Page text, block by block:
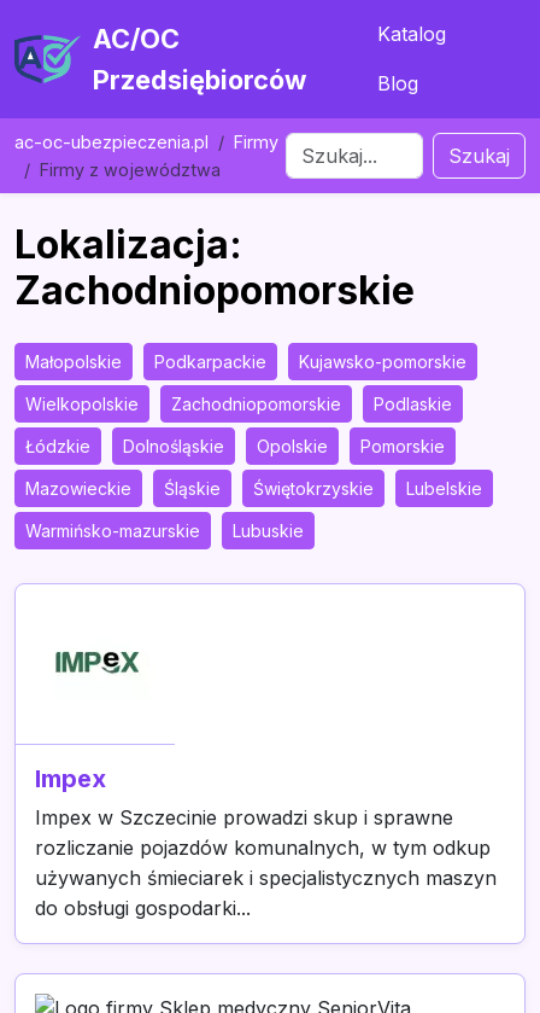
AC/OC
Przedsiębiorców
Katalog
Blog
ac-oc-ubezpieczenia.pl
Firmy
Firmy z województwa
Szukaj
Lokalizacja:
Zachodniopomorskie
Małopolskie Podkarpackie Kujawsko-pomorskie
Wielkopolskie Zachodniopomorskie Podlaskie
Łódzkie Dolnośląskie Opolskie Pomorskie
Mazowieckie Śląskie Świętokrzyskie Lubelskie
Warmińsko-mazurskie Lubuskie
Impex
Impex w Szczecinie prowadzi skup i sprawne
rozliczanie pojazdów komunalnych, w tym odkup
używanych śmieciarek i specjalistycznych maszyn
do obsługi gospodarki...